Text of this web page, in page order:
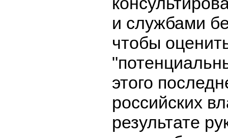
и службами
чтобы
этого
российских
результате